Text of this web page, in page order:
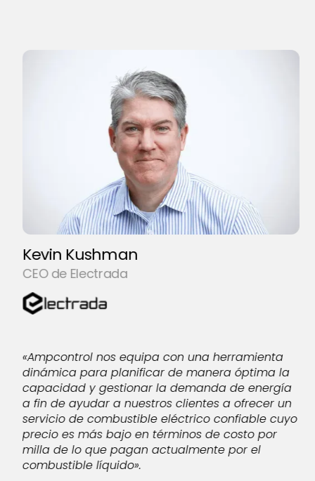
Kevin Kushman
CEO de Electrada
«Ampcontrol nos equipa con una herramienta
dinámica para planificar de manera óptima la
capacidad y gestionar la demanda de energía
a fin de ayudar a nuestros clientes a ofrecer un
servicio de combustible eléctrico confiable cuyo
precio es más bajo en términos de costo por
milla de lo que pagan actualmente por el
combustible líquido».